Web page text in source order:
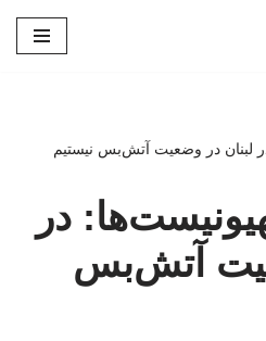
لبنان در وضعیت آتش‌بس نیستیم
در
آتش‌بس